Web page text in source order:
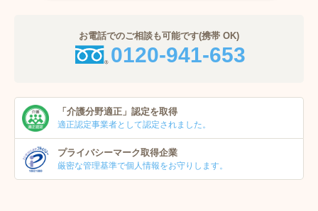
お電話でのご相談も可能です(携帯 OK)
0120-941-653
「介護分野適正」 認定を取得
適正認定事業者として認定されました。
プライバシーマーク取得企業
厳密な管理基準で個人情報をお守りします。